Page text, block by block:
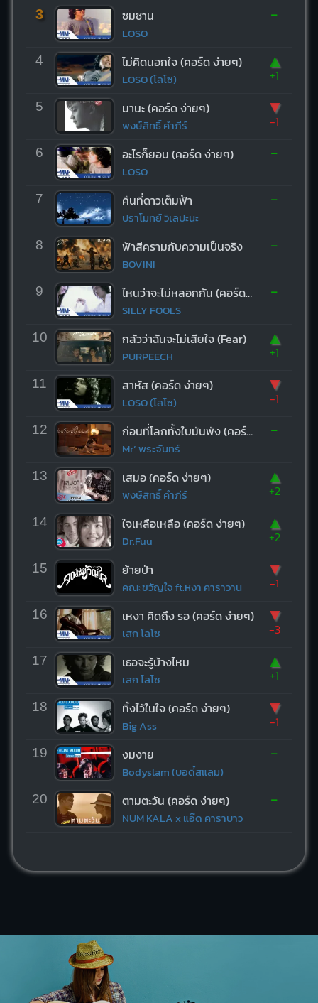
3 ซมซาน
LOSO
-
4 ไม่คิดนอกใจ (คอร์ด ง่ายๆ)
LOSO (โลโซ)
▲
+1
5 มานะ (คอร์ด ง่ายๆ)
พงษ์สิทธิ์ คำภีร์
▼
-1
6 อะไรก็ยอม (คอร์ด ง่ายๆ)
LOSO
-
7 คืนที่ดาวเต็มฟ้า
ปราโมทย์ วิเลปะนะ
-
8 ฟ้าสีครามกับความเป็นจริง
BOVINI
-
9 ไหนว่าจะไม่หลอกกัน (คอร์ด ง่ายๆ)
SILLY FOOLS
-
10 กลัวว่าฉันจะไม่เสียใจ (Fear)
PURPEECH
▲
+1
11 สาหัส (คอร์ด ง่ายๆ)
LOSO (โลโซ)
▼
-1
12 ก่อนที่โลกทั้งใบมันพัง (คอร์ด ง่ายๆ)
Mr’ พระจันทร์
-
13 เสมอ (คอร์ด ง่ายๆ)
พงษ์สิทธิ์ คำภีร์
▲
+2
14 ใจเหลือเหลือ (คอร์ด ง่ายๆ)
Dr.Fuu
▲
+2
15 ย้ายป่า
คณะขวัญใจ ft.หงา คาราวาน
▼
-1
16 เหงา คิดถึง รอ (คอร์ด ง่ายๆ)
เสก โลโซ
▼
-3
17 เธอจะรู้บ้างไหม
เสก โลโซ
▲
+1
18 ทิ้งไว้ในใจ (คอร์ด ง่ายๆ)
Big Ass
▼
-1
19 งมงาย
Bodyslam (บอดี้สแลม)
-
20 ตามตะวัน (คอร์ด ง่ายๆ)
NUM KALA x แอ๊ด คาราบาว
-